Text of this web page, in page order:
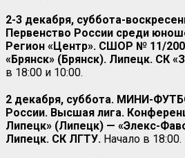
2-3 декабря, суббота-
Первенство России среди
Регион «Центр». СШОР № 11/
«Брянск» (Брянск). Липецк. СК
в 18:00 и 10:00.
2 декабря, суббота. МИНИ-
России. Высшая лига.
Липецк» (Липецк) — «Элекс-
Липецк. СК ЛГТУ. Начало в 18:00.